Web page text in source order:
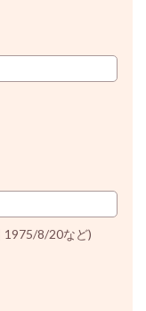
8/20など)